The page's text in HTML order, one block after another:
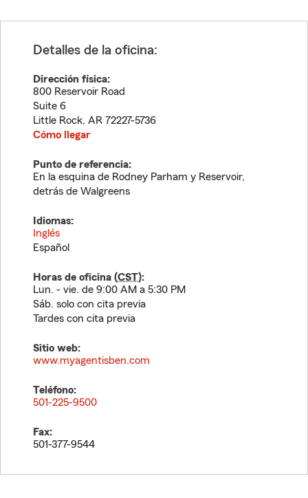
Detalles de la oficina:
Dirección física:
800 Reservoir Road
Suite 6
Little Rock, AR 72227-5736
Cómo llegar
Punto de referencia:
En la esquina de Rodney Parham y Reservoir,
detrás de Walgreens
Idiomas:
Inglés
Español
Horas de oficina (CST):
Lun. - vie. de 9:00 AM a 5:30 PM
Sáb. solo con cita previa
Tardes con cita previa
Sitio web:
www.myagentisben.com
Teléfono:
501-225-9500
Fax:
501-377-9544